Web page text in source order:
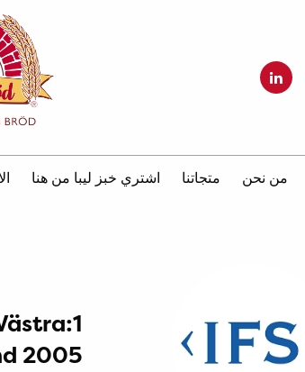
من نحن متجاتنا اشتري خبز ليبا من هنا
2005